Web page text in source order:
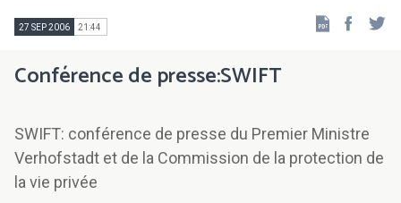
27 SEP 2006 21:44
Conférence de presse:SWIFT
SWIFT: conférence de presse du Premier Ministre
Verhofstadt et de la Commission de la protection de
la vie privée